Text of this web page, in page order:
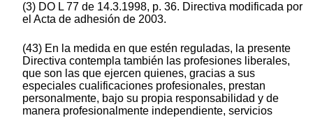
(3) DO L 77 de 14.3.1998, p. 36. Directiva modificada por
el Acta de adhesión de 2003.
(43) En la medida en que estén reguladas, la presente
Directiva contempla también las profesiones liberales,
que son las que ejercen quienes, gracias a sus
especiales cualificaciones profesionales, prestan
personalmente, bajo su propia responsabilidad y de
manera profesionalmente independiente, servicios